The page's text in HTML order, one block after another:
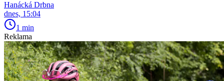
Hanácká Drbna
dnes, 15:04
1 min
Reklama